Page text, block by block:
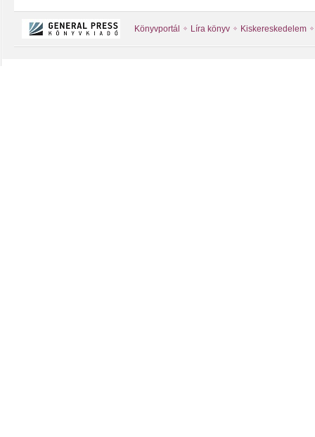
Könyvportál Líra könyv Kiskereskedelem